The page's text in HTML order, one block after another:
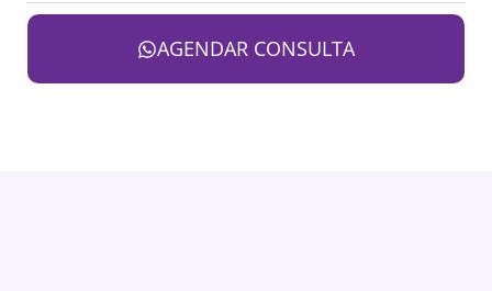
AGENDAR CONSULTA